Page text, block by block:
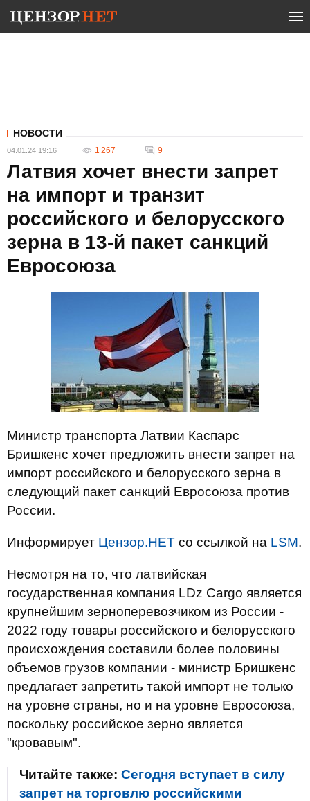
НОВОСТИ
04.01.24 19:16 1 267 9
Латвия хочет внести запрет
на импорт и транзит
российского и белорусского
зерна в 13-й пакет санкций
Евросоюза
Министр транспорта Латвии Каспарс
Бришкенс хочет предложить внести запрет на
импорт российского и белорусского зерна в
следующий пакет санкций Евросоюза против
России.
Информирует Цензор.НЕТ со ссылкой на LSM.
Несмотря на то, что латвийская
государственная компания LDz Cargo является
крупнейшим зерноперевозчиком из России -
2022 году товары российского и белорусского
происхождения составили более половины
объемов грузов компании - министр Бришкенс
предлагает запретить такой импорт не только
на уровне страны, но и на уровне Евросоюза,
поскольку российское зерно является
"кровавым".
Читайте также: Сегодня вступает в силу
запрет на торговлю российскими